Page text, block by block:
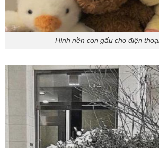
Hình nền con gấu cho điện